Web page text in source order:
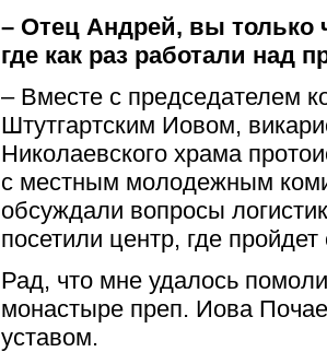
– Отец Андрей, вы только
где как раз работали над
– Вместе с председателем
Штутгартским Иовом,
Николаевского храма
с местным молодежным
обсуждали вопросы
посетили центр, где пройдет
Рад, что мне удалось
монастыре преп. Иова
уставом.